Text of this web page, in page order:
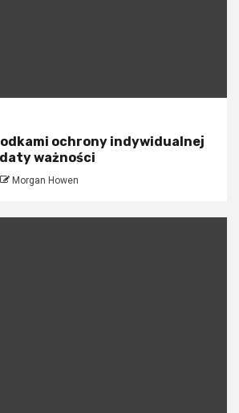
ochrony indywidualnej
ważności
Morgan Howen